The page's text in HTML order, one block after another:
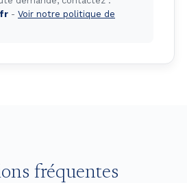
- Voir notre politique de
fréquentes